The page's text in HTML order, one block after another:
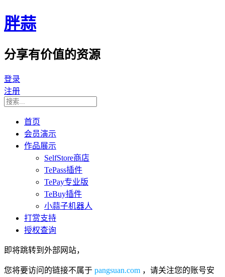
胖蒜
分享有价值的资源
登录
注册
首页
会员演示
作品展示
SelfStore商店
TePass插件
TePay专业版
TeBuy插件
小蒜子机器人
打赏支持
授权查询
即将跳转到外部网站，
您将要访问的链接不属于 pangsuan.com ，请关注您的账号安